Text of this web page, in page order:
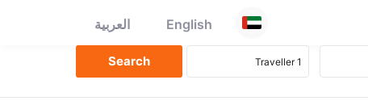
English العربية